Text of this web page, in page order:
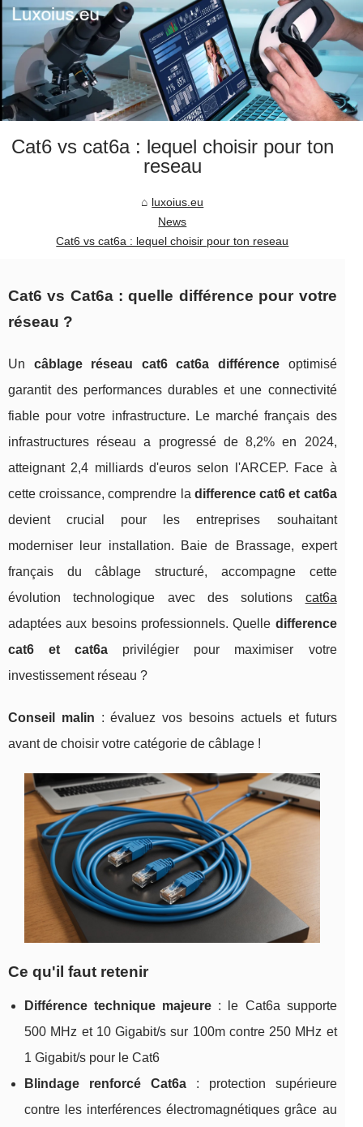
Cat6 vs cat6a : lequel choisir pour ton
reseau
luxoius.eu
News
Cat6 vs cat6a : lequel choisir pour ton reseau
Cat6 vs Cat6a : quelle différence pour votre
réseau ?
Un câblage réseau cat6 cat6a différence optimisé
garantit des performances durables et une connectivité
fiable pour votre infrastructure. Le marché français des
infrastructures réseau a progressé de 8,2% en 2024,
atteignant 2,4 milliards d'euros selon l'ARCEP. Face à
cette croissance, comprendre la difference cat6 et cat6a
devient crucial pour les entreprises souhaitant
moderniser leur installation. Baie de Brassage, expert
français du câblage structuré, accompagne cette
évolution technologique avec des solutions cat6a
adaptées aux besoins professionnels. Quelle difference
cat6 et cat6a privilégier pour maximiser votre
investissement réseau ?
Conseil malin :évaluez vos besoins actuels et futurs
avant de choisir votre catégorie de câblage !
Ce qu'il faut retenir
Différence technique majeure : le Cat6a supporte
500 MHz et 10 Gigabit/s sur 100m contre 250 MHz et
1 Gigabit/s pour le Cat6
Blindage renforcé Cat6a: protection supérieure
contre les interférences électromagnétiques grâce au